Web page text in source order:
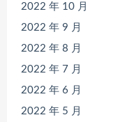
2022 年 10 月
2022 年 9 月
2022 年 8 月
2022 年 7 月
2022 年 6 月
2022 年 5 月